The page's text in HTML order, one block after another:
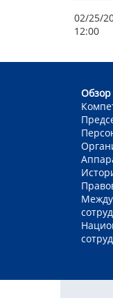
02/25/
12:00
Обзор